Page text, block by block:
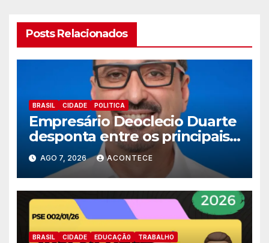
Posts Relacionados
BRASIL CIDADE POLITICA
Empresário Deoclecio Duarte
desponta entre os principais
nomes do União Brasil para
deputado estadual
AGO 7, 2026 ACONTECE
BRASIL CIDADE EDUCAÇÃ0 TRABALHO